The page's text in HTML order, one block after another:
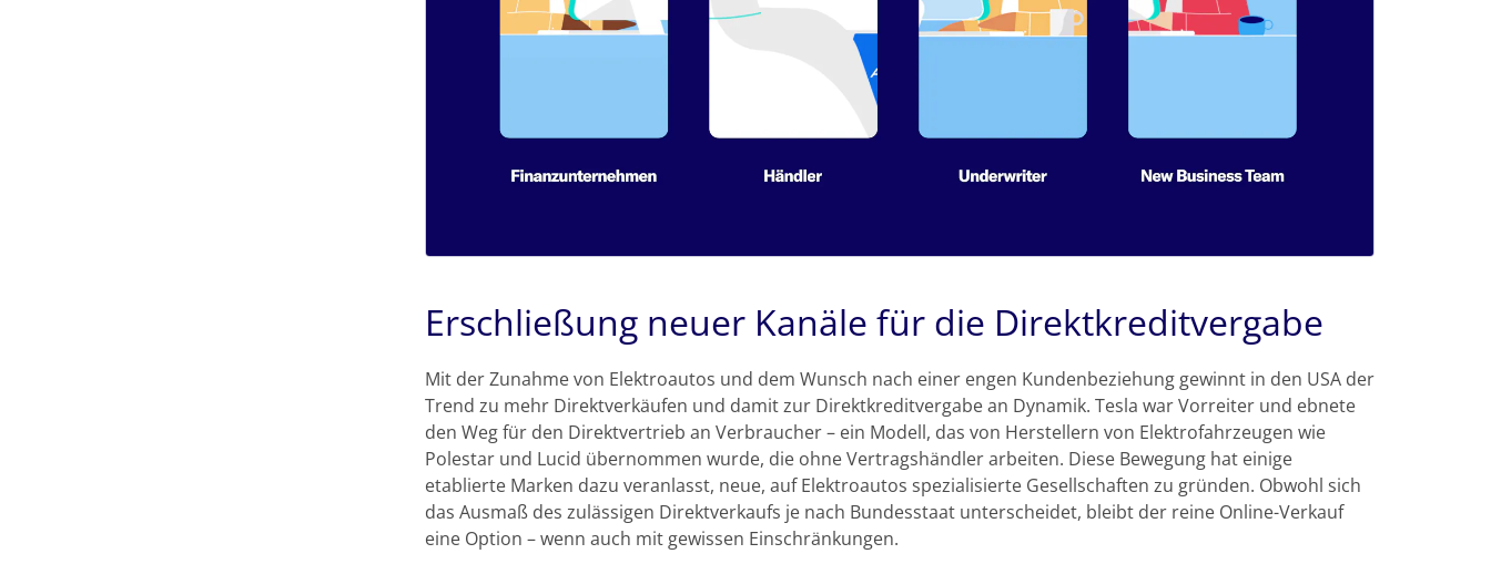
Erschließung neuer Kanäle für die Direktkreditvergabe
Mit der Zunahme von Elektroautos und dem Wunsch nach einer engen Kundenbeziehung gewinnt in den USA der
Trend zu mehr Direktverkäufen und damit zur Direktkreditvergabe an Dynamik. Tesla war Vorreiter und ebnete
den Weg für den Direktvertrieb an Verbraucher – ein Modell, das von Herstellern von Elektrofahrzeugen wie
Polestar und Lucid übernommen wurde, die ohne Vertragshändler arbeiten. Diese Bewegung hat einige
etablierte Marken dazu veranlasst, neue, auf Elektroautos spezialisierte Gesellschaften zu gründen. Obwohl sich
das Ausmaß des zulässigen Direktverkaufs je nach Bundesstaat unterscheidet, bleibt der reine Online-Verkauf
eine Option – wenn auch mit gewissen Einschränkungen.